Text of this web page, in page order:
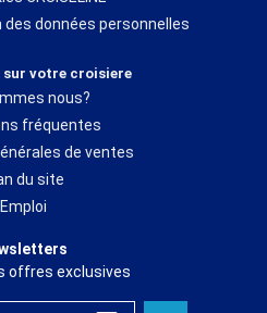
données personnelles
votre croisiere
nous?
fréquentes
de ventes
du site
Emploi
offres exclusives